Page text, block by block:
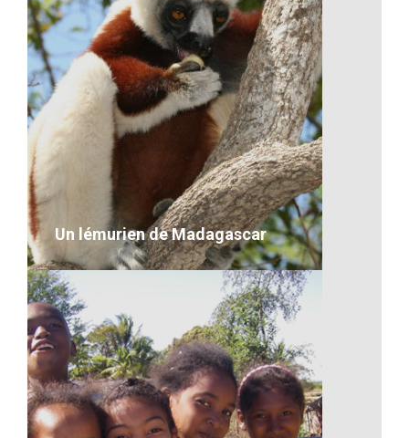
L’ananas de Madagascar
VOIR LE DÉTAIL
Un lémurien de Madagascar